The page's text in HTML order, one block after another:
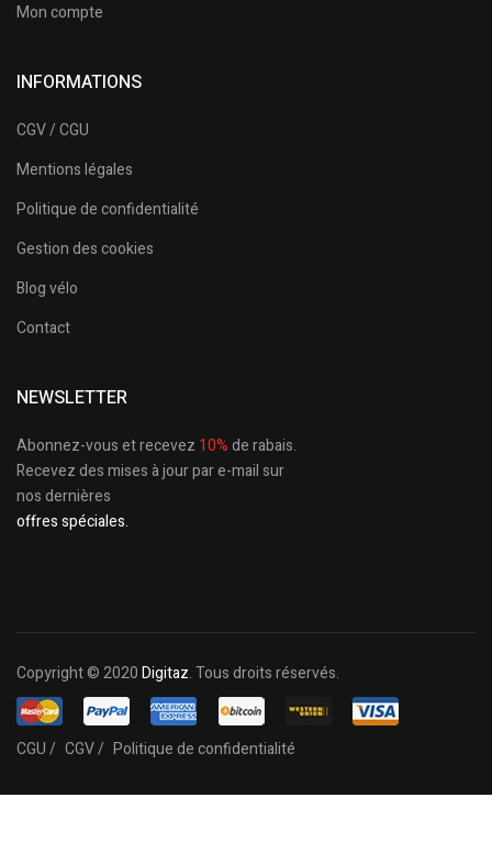
Mon compte
INFORMATIONS
CGV / CGU
Mentions légales
Politique de confidentialité
Gestion des cookies
Blog vélo
Contact
NEWSLETTER
Abonnez-vous et recevez 10%de rabais.
Recevez des mises à jour par e-mail sur
nos dernières
offres spéciales.
Copyright © 2020Digitaz. Tous droits réservés.
CGU / CGV / Politique de confidentialité